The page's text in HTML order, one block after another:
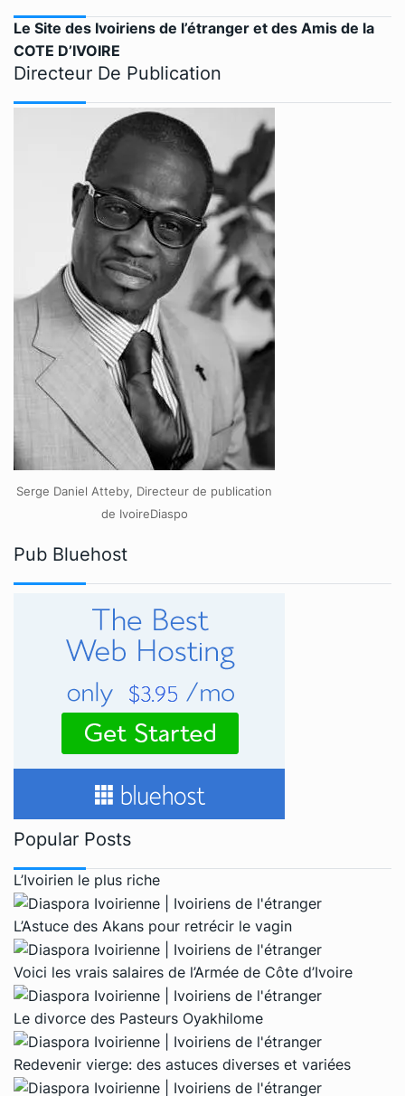
Le Site des Ivoiriens de l’étranger et des Amis de la
COTE D’IVOIRE
Directeur De Publication
Serge Daniel Atteby, Directeur de publication
de IvoireDiaspo
Pub Bluehost
Popular Posts
L’Ivoirien le plus riche
L’Astuce des Akans pour retrécir le vagin
Voici les vrais salaires de l’Armée de Côte d’Ivoire
Le divorce des Pasteurs Oyakhilome
Redevenir vierge: des astuces diverses et variées